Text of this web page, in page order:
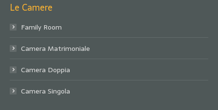
Le Camere
Family Room
Camera Matrimoniale
Camera Doppia
Camera Singola